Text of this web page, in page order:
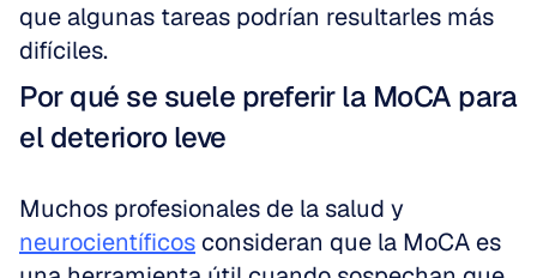
que algunas tareas podrían resultarles más
difíciles.
Por qué se suele preferir la MoCA para
el deterioro leve
neurocientíficos consideran que la MoCA es